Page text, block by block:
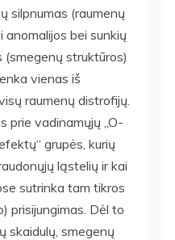
silpnumas (raumenų
bei sunkių
struktūros)
vienas iš
raumenų distrofijų.
prie vadinamųjų „O-
grupės, kurių
ląstelių ir kai
sutrinka tam tikros
prisijungimas. Dėl to
skaidulų, smegenų